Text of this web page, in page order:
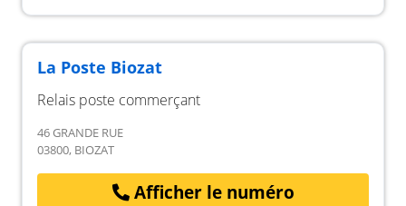
La Poste Biozat
Relais poste commerçant
46 GRANDE RUE
03800, BIOZAT
Afficher le numéro